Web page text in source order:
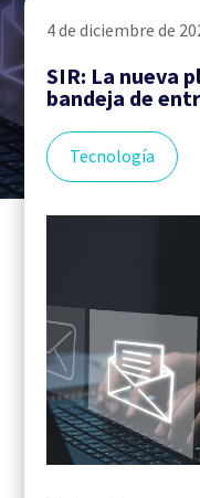
4 de diciembre de
SIR: La nueva
bandeja de
Tecnología